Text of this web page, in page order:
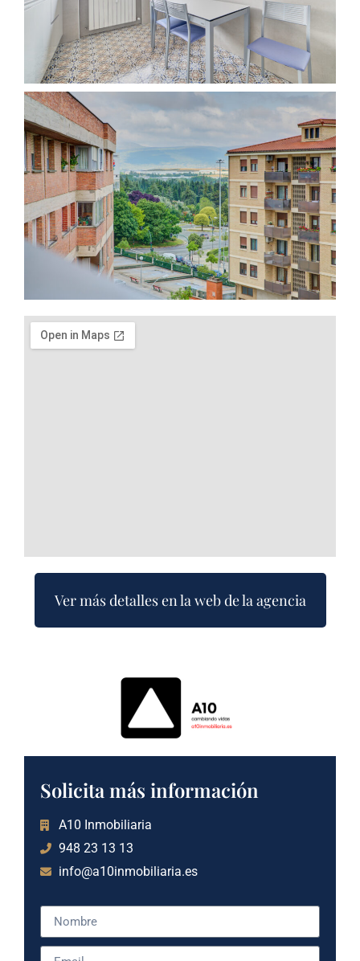
Ver más detalles en la web de la agencia
Solicita más información
A10 Inmobiliaria
948 23 13 13
info@a10inmobiliaria.es